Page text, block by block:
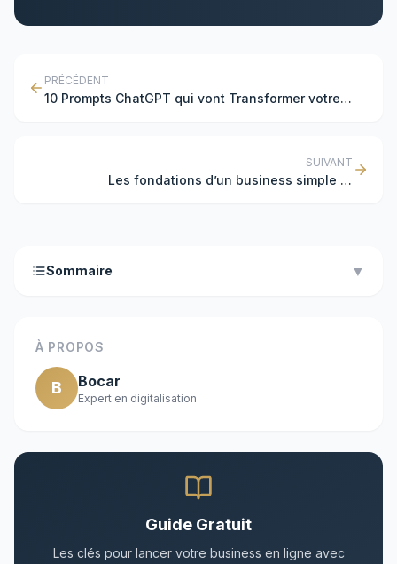
PRÉCÉDENT
10 Prompts ChatGPT qui vont Transformer votre
SUIVANT
Les fondations d’un business simple et
Sommaire ▼
À PROPOS
B Bocar
Expert en digitalisation
Guide Gratuit
Les clés pour lancer votre business en ligne avec